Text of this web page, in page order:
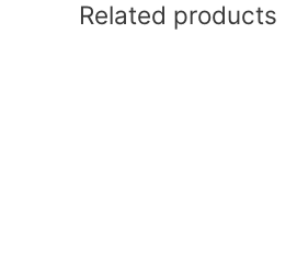
Related products